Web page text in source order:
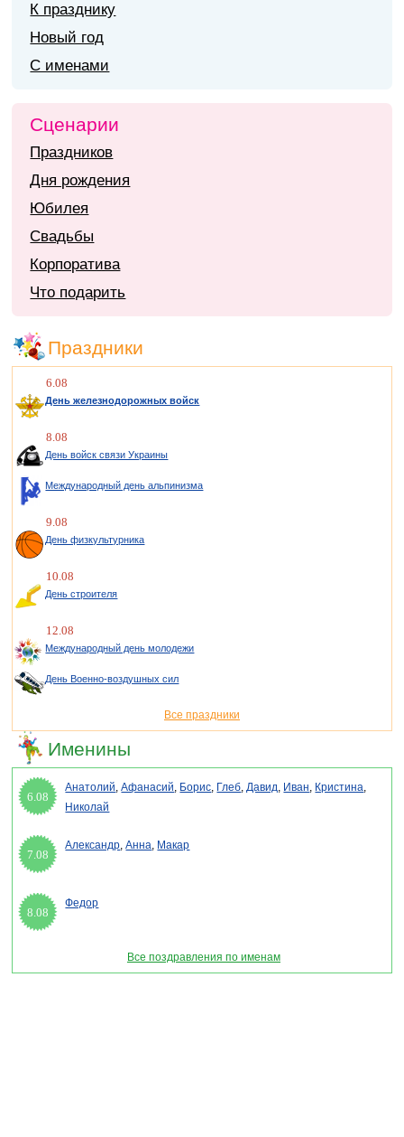
К празднику
Новый год
С именами
Сценарии
Праздников
Дня рождения
Юбилея
Свадьбы
Корпоратива
Что подарить
Праздники
6.08
День железнодорожных войск
8.08
День войск связи Украины
Международный день альпинизма
9.08
День физкультурника
10.08
День строителя
12.08
Международный день молодежи
День Военно-воздушных сил
Все праздники
Именины
6.08
Анатолий,Афанасий, Борис, Глеб,Давид, Иван, Кристина,
Николай
7.08
Александр,Анна, Макар
8.08
Федор
Все поздравления по именам